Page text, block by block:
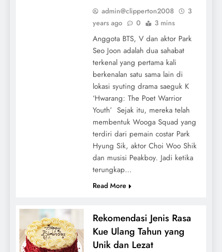
admin@clipperton2008
3
years ago
0 3 mins
Anggota BTS, V dan aktor Park
Seo Joon adalah dua sahabat
terkenal yang pertama kali
berkenalan satu sama lain di
lokasi syuting drama saeguk K
‘Hwarang: The Poet Warrior
Youth’ Sejak itu, mereka telah
membentuk Wooga Squad yang
terdiri dari pemain costar Park
Hyung Sik, aktor Choi Woo Shik
dan musisi Peakboy. Jadi ketika
terungkap…
Read More
Rekomendasi Jenis Rasa
Kue Ulang Tahun yang
Unik dan Lezat